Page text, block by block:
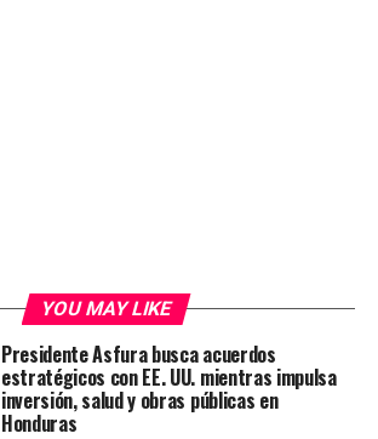
YOU MAY LIKE
Presidente Asfura busca acuerdos
estratégicos con EE. UU. mientras impulsa
inversión, salud y obras públicas en
Honduras